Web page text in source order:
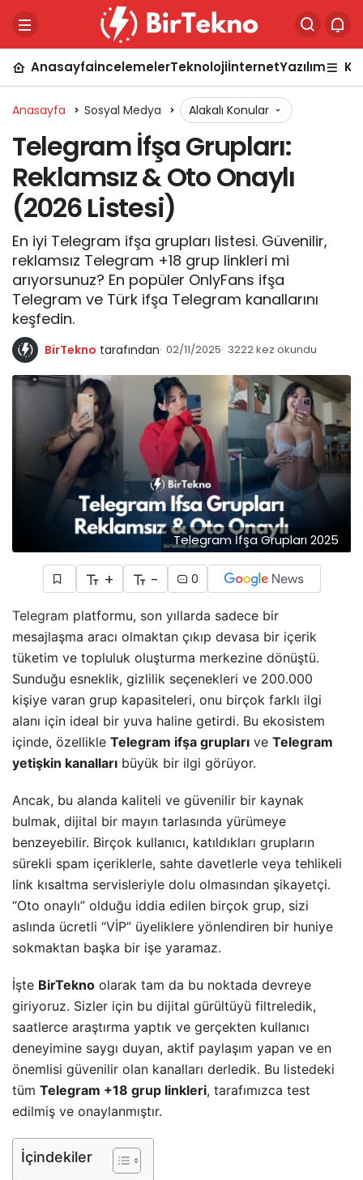
AnasayfaİncelemelerTeknolojiİnternetYazılım
Anasayfa Sosyal Medya Alakalı Konular
Telegram İfşa Grupları:
Reklamsız & Oto Onaylı
(2026 Listesi)
En iyi Telegram ifşa grupları listesi. Güvenilir,
reklamsız Telegram +18 grup linkleri mi
arıyorsunuz? En popüler OnlyFans ifşa
Telegram ve Türk ifşa Telegram kanallarını
keşfedin.
BirTekno tarafından 02/11/2025 3222 kez okundu
Telegram İfşa Grupları 2025
+ - 0
Telegram platformu, son yıllarda sadece bir
mesajlaşma aracı olmaktan çıkıp devasa bir içerik
tüketim ve topluluk oluşturma merkezine dönüştü.
Sunduğu esneklik, gizlilik seçenekleri ve 200.000
kişiye varan grup kapasiteleri, onu birçok farklı ilgi
alanı için ideal bir yuva haline getirdi. Bu ekosistem
içinde, özellikle Telegram ifşa grupları ve Telegram
yetişkin kanalları büyük bir ilgi görüyor.
​Ancak, bu alanda kaliteli ve güvenilir bir kaynak
bulmak, dijital bir mayın tarlasında yürümeye
benzeyebilir. Birçok kullanıcı, katıldıkları grupların
sürekli spam içeriklerle, sahte davetlerle veya tehlikeli
link kısaltma servisleriyle dolu olmasından şikayetçi.
“Oto onaylı” olduğu iddia edilen birçok grup, sizi
aslında ücretli “VİP” üyeliklere yönlendiren bir huniye
sokmaktan başka bir işe yaramaz.
​İşte BirTekno olarak tam da bu noktada devreye
giriyoruz. Sizler için bu dijital gürültüyü filtreledik,
saatlerce araştırma yaptık ve gerçekten kullanıcı
deneyimine saygı duyan, aktif paylaşım yapan ve en
önemlisi güvenilir olan kanalları derledik. Bu listedeki
tüm Telegram +18 grup linkleri, tarafımızca test
edilmiş ve onaylanmıştır.
İçindekiler